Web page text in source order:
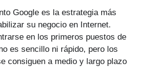
Google es la estrategia más
su negocio en Internet.
en los primeros puestos de
es sencillo ni rápido, pero los
consiguen a medio y largo plazo